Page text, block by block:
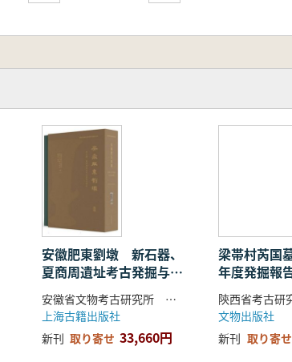
安徽肥東劉墩 新石器、
夏商周遺址考古発掘与研
究 上中下 全3冊
安徽省文物考古研究所 肥東県文物管理所 編 陳小春 編著
上海古籍出版社
新刊 取り寄せ 33,660円
梁帯村芮
年度発掘報
文物出版社
新刊 取り寄せ